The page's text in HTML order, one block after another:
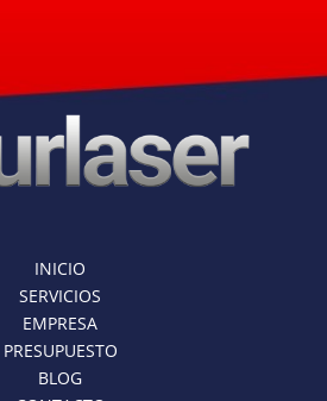
INICIO
SERVICIOS
EMPRESA
PRESUPUESTO
BLOG